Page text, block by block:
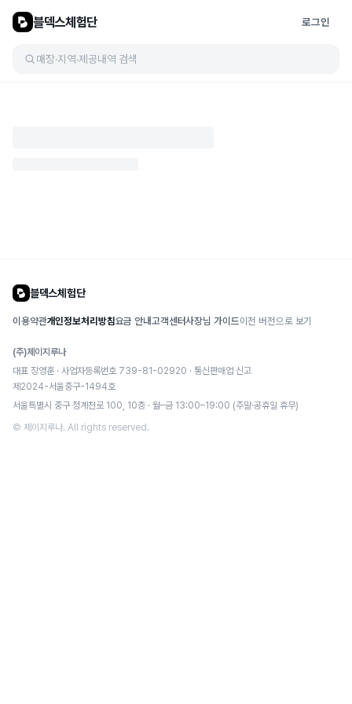
블덱스체험단 로그인
매장·지역·제공내역 검색
블덱스체험단
이용약관개인정보처리방침요금 안내고객센터사장님 가이드이전 버전으로 보기
(주)제이지루나
대표 장영훈 · 사업자등록번호 739-81-02920 · 통신판매업 신고
제2024-서울중구-1494호
서울특별시 중구 청계천로 100, 10층 · 월–금 13:00–19:00 (주말·공휴일 휴무)
© 제이지루나. All rights reserved.